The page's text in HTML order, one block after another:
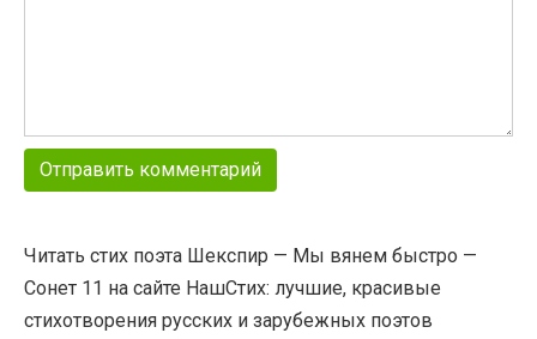
Читать стих поэта Шекспир — Мы вянем быстро —
Сонет 11 на сайте НашСтих: лучшие, красивые
стихотворения русских и зарубежных поэтов